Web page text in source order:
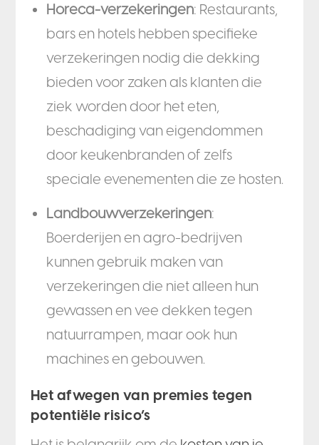
Horeca-verzekeringen: Restaurants,
bars en hotels hebben specifieke
verzekeringen nodig die dekking
bieden voor zaken als klanten die
ziek worden door het eten,
beschadiging van eigendommen
door keukenbranden of zelfs
speciale evenementen die ze hosten.
Landbouwverzekeringen:
Boerderijen en agro-bedrijven
kunnen gebruik maken van
verzekeringen die niet alleen hun
gewassen en vee dekken tegen
natuurrampen, maar ook hun
machines en gebouwen.
Het afwegen van premies tegen
potentiële risico’s